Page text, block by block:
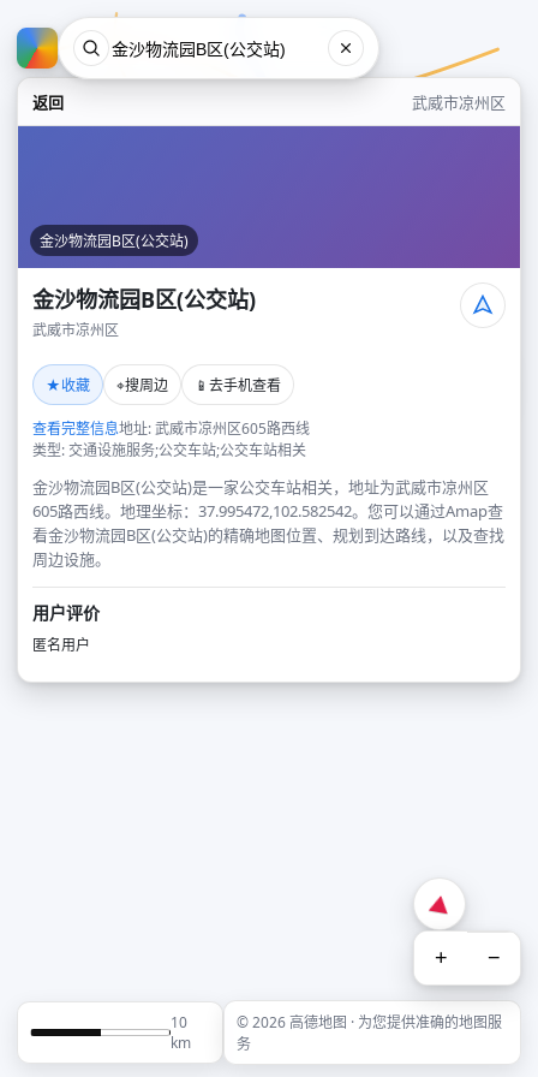
返回 武威市凉州区
金沙物流园B区(公交站)
金沙物流园B区(公交站)
武威市凉州区
★收藏 ⌖搜周边 📱 去手机查看
查看完整信息地址: 武威市凉州区605路西线
类型: 交通设施服务;公交车站;公交车站相关
金沙物流园B区(公交站)是一家公交车站相关，地址为武威市凉州区
605路西线。地理坐标：37.995472,102.582542。您可以通过Amap查
看金沙物流园B区(公交站)的精确地图位置、规划到达路线，以及查找
周边设施。
用户评价
匿名用户
+ −
10
km
© 2026 高德地图 · 为您提供准确的地图服
务